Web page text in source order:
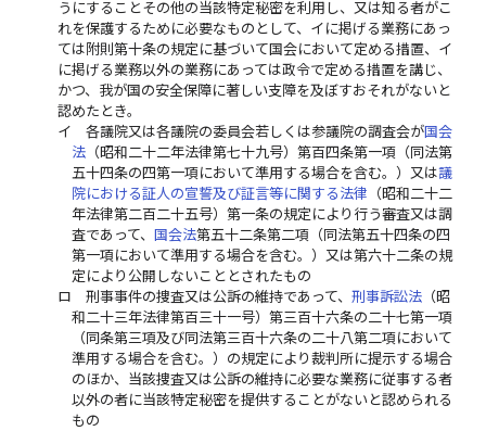
うにすることその他の当該特定秘密を利用し、又は知る者がこ
れを保護するために必要なものとして、イに掲げる業務にあっ
ては附則第十条の規定に基づいて国会において定める措置、イ
に掲げる業務以外の業務にあっては政令で定める措置を講じ、
かつ、我が国の安全保障に著しい支障を及ぼすおそれがないと
認めたとき。
イ
各議院又は各議院の委員会若しくは参議院の調査会が国会
法（昭和二十二年法律第七十九号）第百四条第一項（同法第
五十四条の四第一項において準用する場合を含む。）又は議
院における証人の宣誓及び証言等に関する法律 （昭和二十二
年法律第二百二十五号）第一条の規定により行う審査又は調
査であって、 国会法第五十二条第二項（同法第五十四条の四
第一項において準用する場合を含む。）又は第六十二条の規
定により公開しないこととされたもの
ロ
刑事事件の捜査又は公訴の維持であって、 刑事訴訟法（昭
和二十三年法律第百三十一号）第三百十六条の二十七第一項
（同条第三項及び同法第三百十六条の二十八第二項において
準用する場合を含む。）の規定により裁判所に提示する場合
のほか、当該捜査又は公訴の維持に必要な業務に従事する者
以外の者に当該特定秘密を提供することがないと認められる
もの